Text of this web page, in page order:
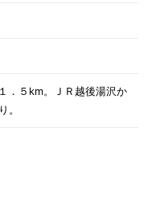
．５km。ＪＲ越後湯沢か
。